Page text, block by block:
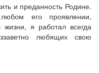
и преданность Родине.
его проявлении,
я работал всегда
любящих свою